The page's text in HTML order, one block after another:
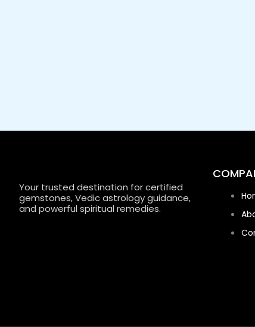
Your trusted destination for certified
gemstones, Vedic astrology guidance,
and powerful spiritual remedies.